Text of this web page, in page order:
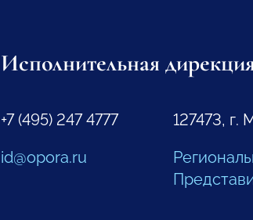
Исполнительная
+7 (495) 247 4777
id@opora.ru
127473, г.